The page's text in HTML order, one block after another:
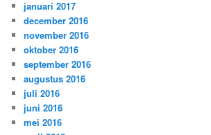
januari 2017
december 2016
november 2016
oktober 2016
september 2016
augustus 2016
juli 2016
juni 2016
mei 2016